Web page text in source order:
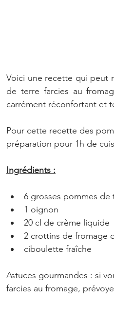
Voici une recette qui peut
de terre farcies au
carrément réconfortant et
Pour cette recette des
préparation pour 1h de
Ingrédients :
6 grosses pommes de
1 oignon
20 cl de crème liquide
2 crottins de fromage
ciboulette fraîche
Astuces gourmandes : si
farcies au fromage,